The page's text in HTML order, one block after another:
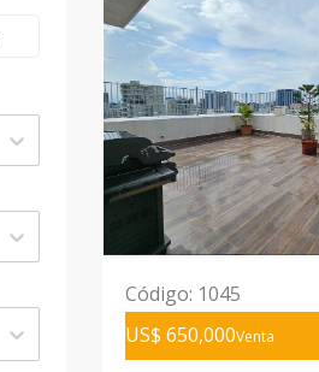
Código: 1045
US$ 650,000Venta